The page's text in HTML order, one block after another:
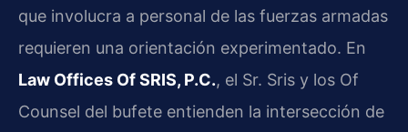
que involucra a personal de las fuerzas armadas
requieren una orientación experimentado. En
Law Offices Of SRIS, P.C., el Sr. Sris y los Of
Counsel del bufete entienden la intersección de